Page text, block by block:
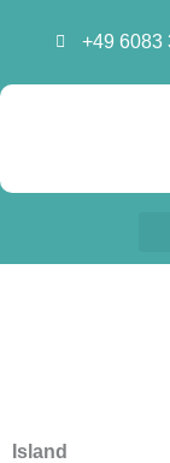
springen
+49 6083
Island